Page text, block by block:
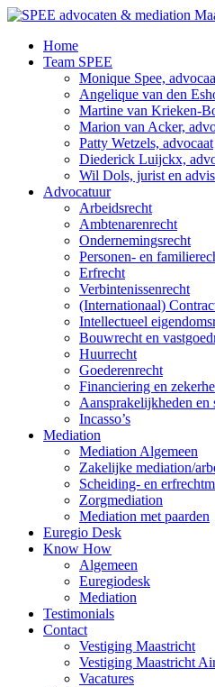
Ga
inhoud
Home
Team SPEE
Monique Spee,
Angelique van den
Martine van Krieken-
Marion van Acker,
Patty Wetzels, advocaat
Diederick Luijckx,
Wil Dols, jurist en
Advocatuur
Arbeidsrecht
Ambtenarenrecht
Ondernemingsrecht
Personen- en
Erfrecht
Verbintenissenrecht
(Internationaal)
Intellectueel
Bouwrecht en
Huurrecht
Goederenrecht
Financiering en
Aansprakelijkheden en
Incasso’s
Mediation
Mediation Algemeen
Zakelijke mediation/
Scheiding- en
Zorgmediation
Mediation met paarden
Euregio Desk
Know How
Algemeen
Euregiodesk
Mediation
Testimonials
Contact
Vestiging Maastricht
Vestiging Maastricht
Vacatures